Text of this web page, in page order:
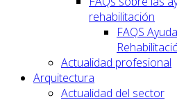
rehabilitación
FAQS
Actualidad profesional
Arquitectura
Actualidad del sector